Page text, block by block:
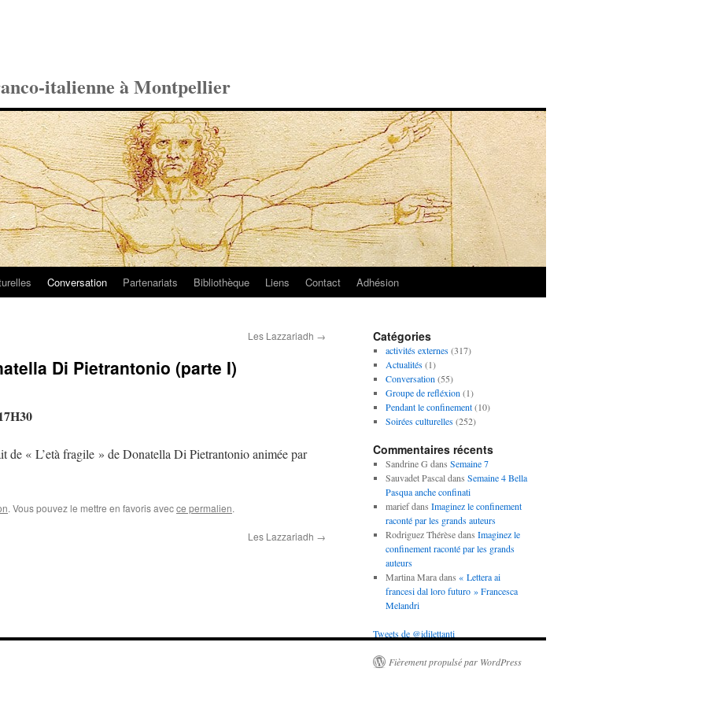
italienne à Montpellier
Conversation Partenariats Bibliothèque Liens Contact Adhésion
Les Lazzariadh →
Di Pietrantonio (parte I)
de « L’età fragile » de Donatella Di Pietrantonio animée par
. Vous pouvez le mettre en favoris avecce permalien.
Les Lazzariadh →
Catégories
activités externes(317)
Actualités(1)
Conversation (55)
Groupe de refléxion (1)
Pendant le confinement(10)
Soirées culturelles(252)
Commentaires récents
Sandrine G dans Semaine 7
Sauvadet Pascaldans Semaine 4 Bella
Pasqua anche confinati
mariefdans Imaginez le confinement
raconté par les grands auteurs
Rodriguez Thérèsedans Imaginez le
confinement raconté par les grands
auteurs
Martina Maradans « Lettera ai
francesi dal loro futuro » Francesca
Melandri
Tweets de @idilettanti
Fièrement propulsé par WordPress